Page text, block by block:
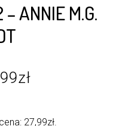
ANNIE M.G.
zł
wynosi:
27,99zł.